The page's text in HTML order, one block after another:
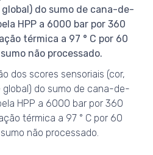
dos scores sensoriais (cor,
global) do sumo de cana-de-
HPP a 6000 bar por 360
térmica a 97 ° C por 60
não processado.